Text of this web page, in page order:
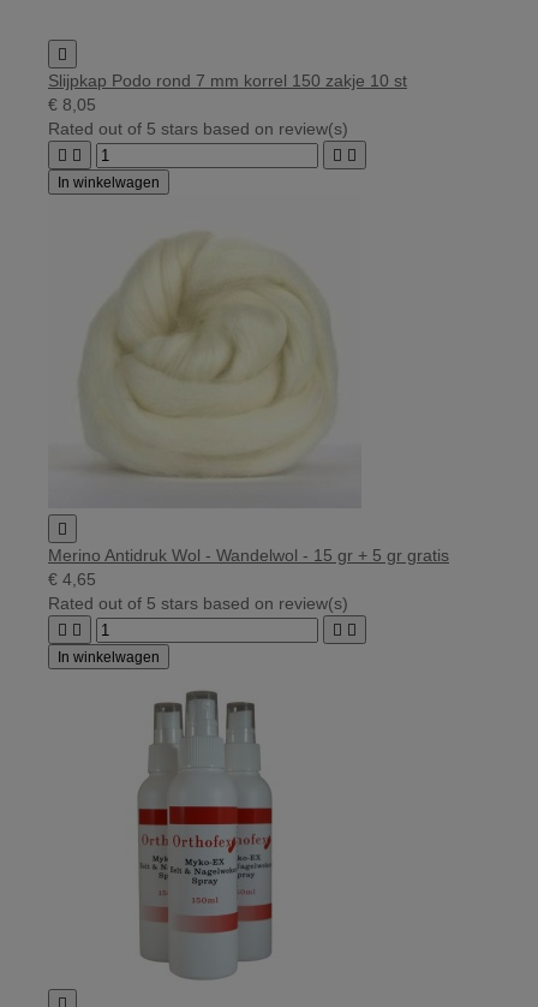

Slijpkap Podo rond 7 mm korrel 150 zakje 10 st
€ 8,05
Rated out of 5 stars based on review(s)
   
In winkelwagen

Merino Antidruk Wol - Wandelwol - 15 gr + 5 gr gratis
€ 4,65
Rated out of 5 stars based on review(s)
   
In winkelwagen